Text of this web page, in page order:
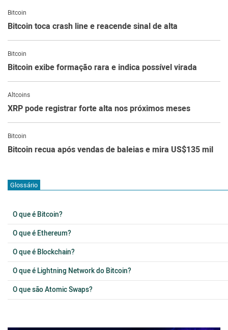
Bitcoin
Bitcoin toca crash line e reacende sinal de alta
Bitcoin
Bitcoin exibe formação rara e indica possível virada
Altcoins
XRP pode registrar forte alta nos próximos meses
Bitcoin
Bitcoin recua após vendas de baleias e mira US$135 mil
Glossário
O que é Bitcoin?
O que é Ethereum?
O que é Blockchain?
O que é Lightning Network do Bitcoin?
O que são Atomic Swaps?